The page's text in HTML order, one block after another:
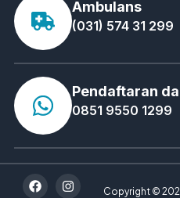
Ambulans
(031) 574 31 299
Pendaftaran
0851 9550 1299
Copyright ©